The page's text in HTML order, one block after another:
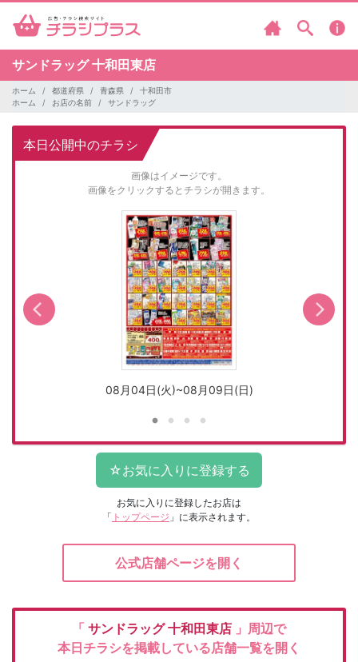
サンドラッグ十和田東店
ホーム 都道府県 青森県
十和田市
ホーム
お店の名前 サンドラッグ
本日公開中のチラシ
画像はイメージです。
画像をクリックするとチラシが開きます。
08月04日(火)~08月09日(日)
お気に入りに登録したお店は
「 トップページ 」に表示されます。
公式店舗ページを開く
「 サンドラッグ十和田東店 」周辺で
本日チラシを掲載している店舗一覧を開く